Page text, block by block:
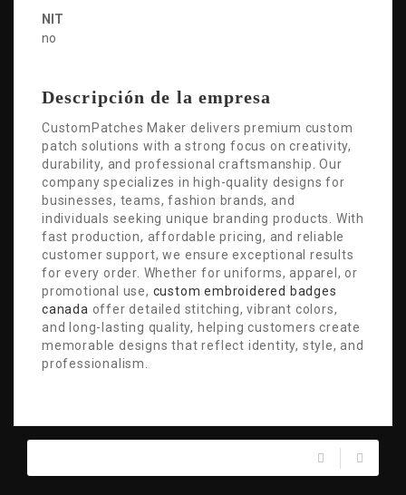
NIT
no
Descripción de la empresa
CustomPatches Maker delivers premium custom
patch solutions with a strong focus on creativity,
durability, and professional craftsmanship. Our
company specializes in high-quality designs for
businesses, teams, fashion brands, and
individuals seeking unique branding products. With
fast production, affordable pricing, and reliable
customer support, we ensure exceptional results
for every order. Whether for uniforms, apparel, or
promotional use, custom embroidered badges
canada offer detailed stitching, vibrant colors,
and long-lasting quality, helping customers create
memorable designs that reflect identity, style, and
professionalism.